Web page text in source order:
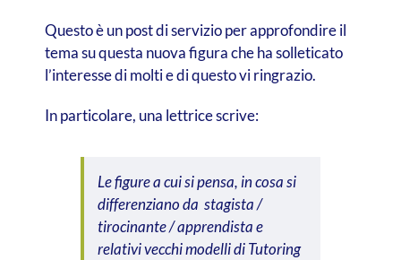
Questo è un post di servizio per approfondire il
tema su questa nuova figura che ha solleticato
l’interesse di molti e di questo vi ringrazio.
In particolare, una lettrice scrive:
Le figure a cui si pensa, in cosa si
differenziano da stagista /
tirocinante / apprendista e
relativi vecchi modelli di Tutoring